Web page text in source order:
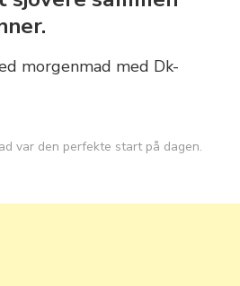
morgenmad med Dk-
var den perfekte start på dagen.